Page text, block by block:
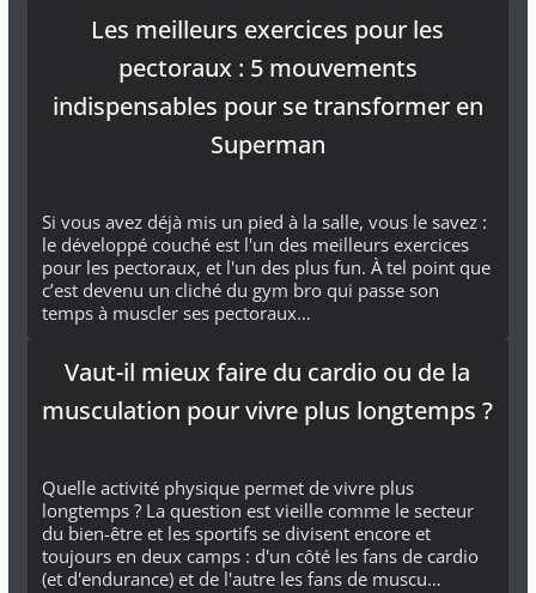
Les meilleurs exercices pour les
pectoraux : 5 mouvements
indispensables pour se transformer en
Superman
Si vous avez déjà mis un pied à la salle, vous le savez :
le développé couché est l'un des meilleurs exercices
pour les pectoraux, et l'un des plus fun. À tel point que
c’est devenu un cliché du gym bro qui passe son
temps à muscler ses pectoraux…
Vaut-il mieux faire du cardio ou de la
musculation pour vivre plus longtemps ?
Quelle activité physique permet de vivre plus
longtemps ? La question est vieille comme le secteur
du bien-être et les sportifs se divisent encore et
toujours en deux camps : d'un côté les fans de cardio
(et d'endurance) et de l'autre les fans de muscu…